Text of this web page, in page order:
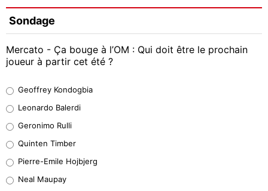
Sondage
Mercato - Ça bouge à l’OM : Qui doit être le prochain
joueur à partir cet été ?
38%
32%
5%
Geoffrey Kondogbia
Leonardo Balerdi
Geronimo Rulli
Quinten Timber
Pierre-Emile Hojbjerg
Neal Maupay